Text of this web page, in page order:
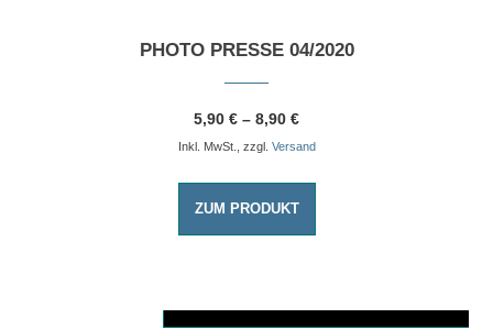
PHOTO PRESSE 04/2020
5,90 € – 8,90 €
Inkl. MwSt., zzgl. Versand
ZUM PRODUKT
Dieses Produkt weist mehrere Varianten auf. Die Optionen können auf der Produktseite gewählt werden